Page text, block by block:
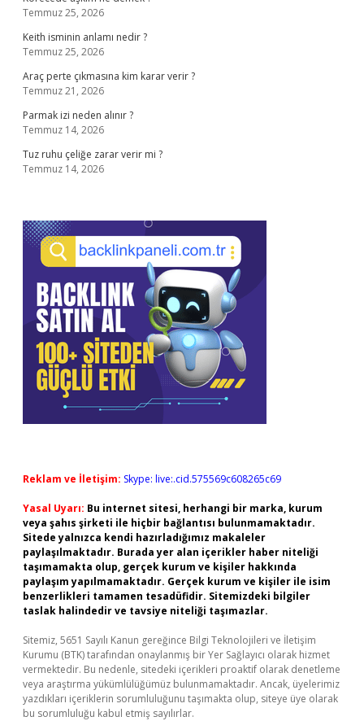
Temmuz 25, 2026
Keith isminin anlamı nedir ?
Temmuz 25, 2026
Araç perte çıkmasına kim karar verir ?
Temmuz 21, 2026
Parmak izi neden alınır ?
Temmuz 14, 2026
Tuz ruhu çeliğe zarar verir mi ?
Temmuz 14, 2026
Reklam ve İletişim: Skype: live:.cid.575569c608265c69
Yasal Uyarı: Bu internet sitesi, herhangi bir marka, kurum
veya şahıs şirketi ile hiçbir bağlantısı bulunmamaktadır.
Sitede yalnızca kendi hazırladığımız makaleler
paylaşılmaktadır. Burada yer alan içerikler haber niteliği
taşımamakta olup, gerçek kurum ve kişiler hakkında
paylaşım yapılmamaktadır. Gerçek kurum ve kişiler ile isim
benzerlikleri tamamen tesadüfidir. Sitemizdeki bilgiler
taslak halindedir ve tavsiye niteliği taşımazlar.
Sitemiz, 5651 Sayılı Kanun gereğince Bilgi Teknolojileri ve İletişim
Kurumu (BTK) tarafından onaylanmış bir Yer Sağlayıcı olarak hizmet
vermektedir. Bu nedenle, sitedeki içerikleri proaktif olarak denetleme
veya araştırma yükümlülüğümüz bulunmamaktadır. Ancak, üyelerimiz
yazdıkları içeriklerin sorumluluğunu taşımakta olup, siteye üye olarak
bu sorumluluğu kabul etmiş sayılırlar.